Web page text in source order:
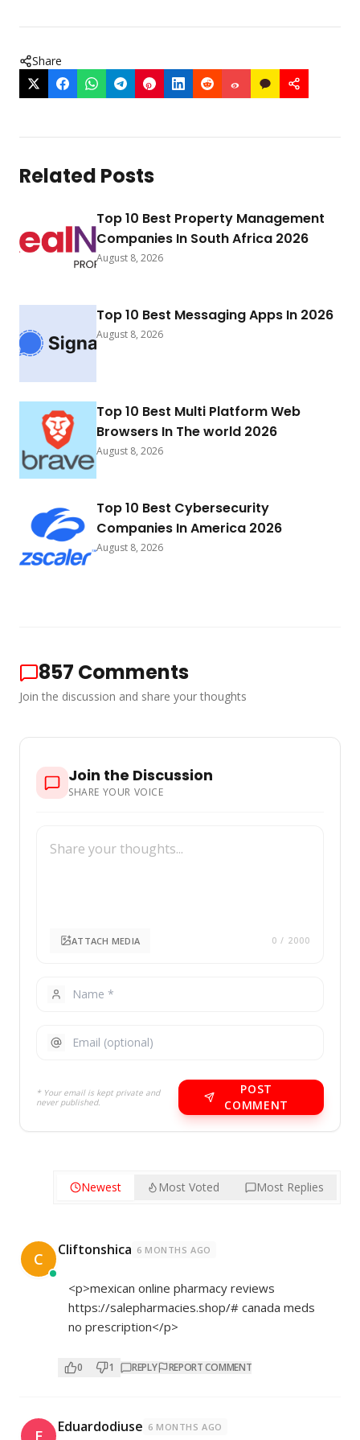
Share
Related Posts
Top 10 Best Property Management
Companies In South Africa 2026
August 8, 2026
Top 10 Best Messaging Apps In 2026
August 8, 2026
Top 10 Best Multi Platform Web
Browsers In The world 2026
August 8, 2026
Top 10 Best Cybersecurity
Companies In America 2026
August 8, 2026
857 Comments
Join the discussion and share your thoughts
Join the Discussion
SHARE YOUR VOICE
ATTACH MEDIA 0 / 2000
* Your email is kept private and
never published.
POST
COMMENT
Newest Most Voted Most Replies
C Cliftonshica 6 MONTHS AGO
<p>mexican online pharmacy reviews
https://salepharmacies.shop/# canada meds
no prescription</p>
0 1 REPLY REPORT COMMENT
E Eduardodiuse 6 MONTHS AGO